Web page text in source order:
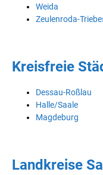
Weida
Zeulenroda-
Kreisfreie
Dessau-Roßlau
Halle/Saale
Magdeburg
Landkreise